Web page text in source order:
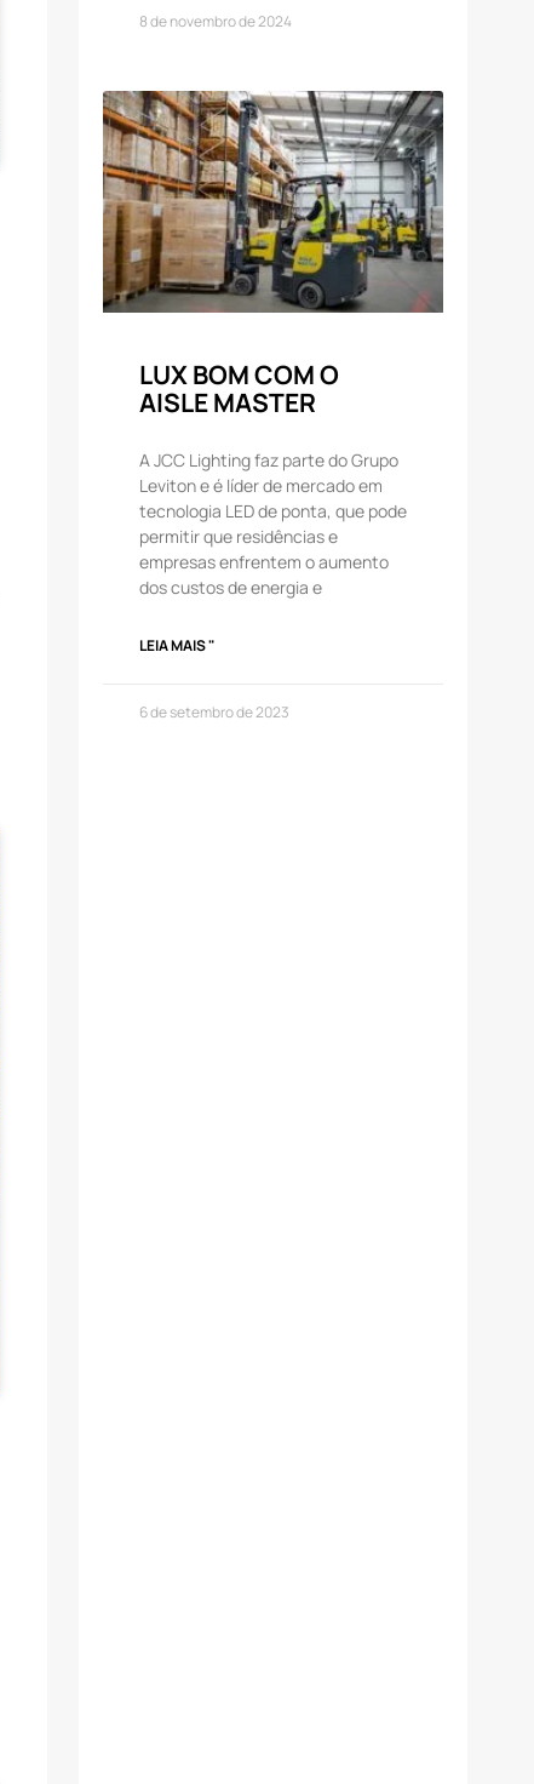
8 de novembro de 2024
LUX BOM COM O
AISLE MASTER
A JCC Lighting faz parte do Grupo
Leviton e é líder de mercado em
tecnologia LED de ponta, que pode
permitir que residências e
empresas enfrentem o aumento
dos custos de energia e
LEIA MAIS "
6 de setembro de 2023